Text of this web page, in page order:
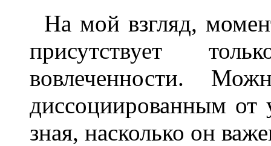
Hа мой взгляд,
присутствует
вовлеченности.
диссоциированным от
зная, насколько он